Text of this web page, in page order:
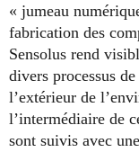
« jumeau
fabrication des
Sensolus rend
divers processus
l’extérieur de
l’intermédiaire de
sont suivis avec